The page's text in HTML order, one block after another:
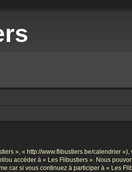
», « http://www.flibustiers.be/calendrier
accéder à « Les Flibustiers ». Nous
car si vous continuez à participer à « Les